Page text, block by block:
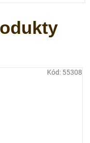
Kód: 55308